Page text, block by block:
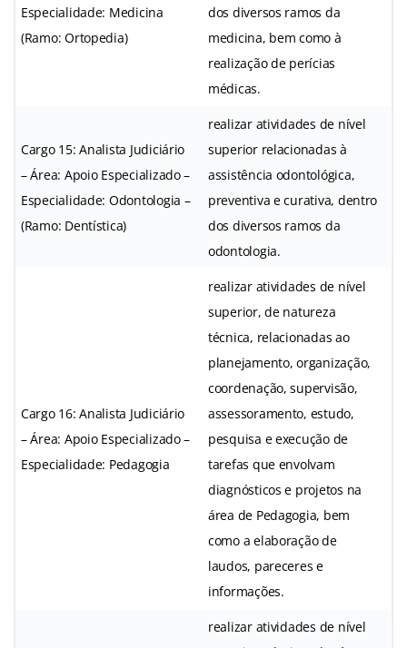
Especialidade: Medicina
(Ramo: Ortopedia)
dos diversos ramos da
medicina, bem como à
realização de perícias
médicas.
Cargo 15: Analista Judiciário
– Área: Apoio Especializado –
Especialidade: Odontologia –
(Ramo: Dentística)
realizar atividades de nível
superior relacionadas à
assistência odontológica,
preventiva e curativa, dentro
dos diversos ramos da
odontologia.
Cargo 16: Analista Judiciário
– Área: Apoio Especializado –
Especialidade: Pedagogia
realizar atividades de nível
superior, de natureza
técnica, relacionadas ao
planejamento, organização,
coordenação, supervisão,
assessoramento, estudo,
pesquisa e execução de
tarefas que envolvam
diagnósticos e projetos na
área de Pedagogia, bem
como a elaboração de
laudos, pareceres e
informações.
realizar atividades de nível